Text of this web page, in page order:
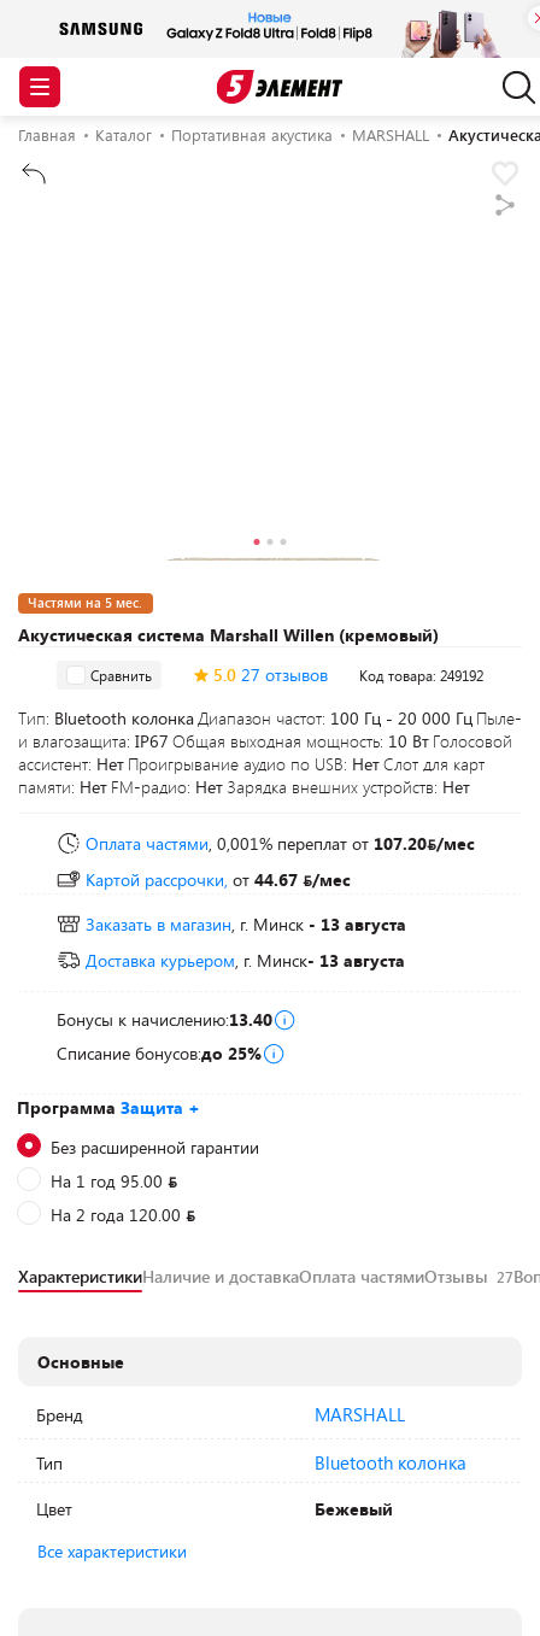
Главная Каталог Портативная акустика MARSHALL
Акустическая система Marshall Willen (кремовый)
Частями на 5 мес.
Программа Защита +
Без расширенной гарантии
На 1 год 95.00
На 2 года 120.00
Сравнить 5.0 27 отзывов Код товара: 249192
Тип: Bluetooth колонкаДиапазон частот: 100 Гц - 20 000 Гц Пыле-
и влагозащита: IP67 Общая выходная мощность: 10 Вт Голосовой
ассистент: Нет Проигрывание аудио по USB: НетСлот для карт
памяти: Нет FM-радио: Нет Зарядка внешних устройств: Нет
Оплата частями, 0,001% переплат от 107.20 /мес
Картой рассрочки, от 44.67
/мес
Заказать в магазин, г. Минск - 13 августа
Доставка курьером, г. Минск- 13 августа
Бонусы к начислению:13.40
Списание бонусов:до 25%
ХарактеристикиНаличие и доставкаОплата частямиОтзывы 27
Основные
Бренд MARSHALL
Тип Bluetooth колонка
Цвет
Бежевый
Все характеристики